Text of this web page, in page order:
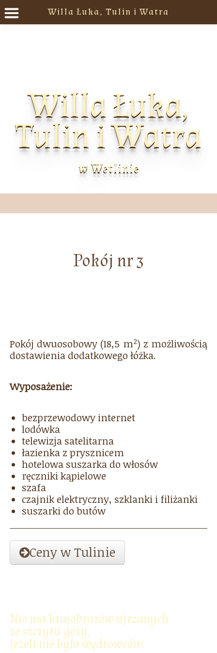
Willa Łuka,
Tulin i Watra
w Wetlinie
Pokój nr 3
Pokój dwuosobowy (18,5 m2) z możliwością
dostawienia dodatkowego łóżka.
Wyposażenie:
bezprzewodowy internet
lodówka
telewizja satelitarna
łazienka z prysznicem
hotelowa suszarka do włosów
ręczniki kąpielowe
szafa
czajnik elektryczny, szklanki i filiżanki
suszarki do butów
Ceny w Tulinie
Nie ma krajobrazów ujrzanych
ze szczytu góry,
jeżeli nie było wędrowców.
Willa Łuka, Tulin i Watra